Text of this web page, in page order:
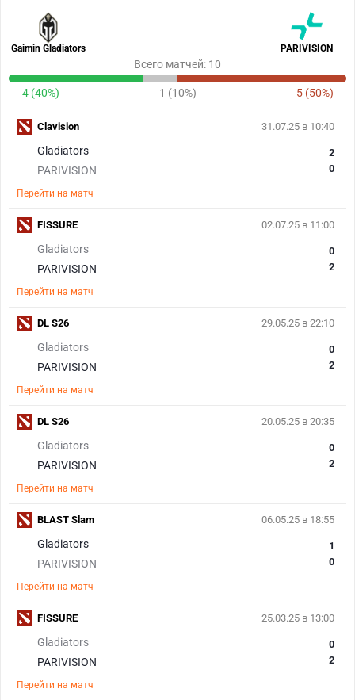
Gaimin Gladiators PARIVISION
Всего матчей: 10
4 (40%) 1 (10%) 5 (50%)
31.07.25 в 10:40
Gladiators
PARIVISION
2
0
Перейти на матч
Clavision
02.07.25 в 11:00
Gladiators
PARIVISION
0
2
Перейти на матч
FISSURE
29.05.25 в 22:10
Gladiators
PARIVISION
0
2
Перейти на матч
DL S26
20.05.25 в 20:35
Gladiators
PARIVISION
0
2
Перейти на матч
DL S26
06.05.25 в 18:55
Gladiators
PARIVISION
1
0
Перейти на матч
BLAST Slam
25.03.25 в 13:00
Gladiators
PARIVISION
0
2
Перейти на матч
FISSURE